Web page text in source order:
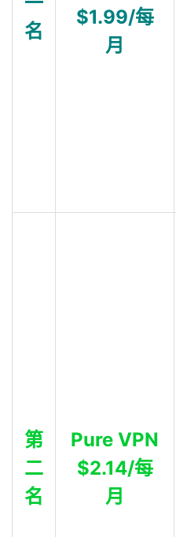
名
$1.99/每
月
第
二
名
Pure VPN
$2.14/每
月